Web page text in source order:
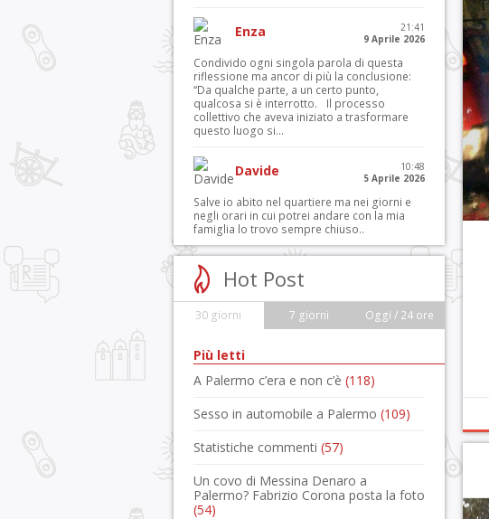
Enza
21:41
9 Aprile 2026
Condivido ogni singola parola di questa
riflessione ma ancor di più la conclusione:
“Da qualche parte, a un certo punto,
qualcosa si è interrotto. Il processo
collettivo che aveva iniziato a trasformare
questo luogo si...
Davide
10:48
5 Aprile 2026
Salve io abito nel quartiere ma nei giorni e
negli orari in cui potrei andare con la mia
famiglia lo trovo sempre chiuso..
Hot Post
30 giorni 7 giorni Oggi / 24 ore
Più letti
A Palermo c’era e non c’è (118)
Sesso in automobile a Palermo (109)
Statistiche commenti (57)
Un covo di Messina Denaro a
Palermo? Fabrizio Corona posta la foto
(54)